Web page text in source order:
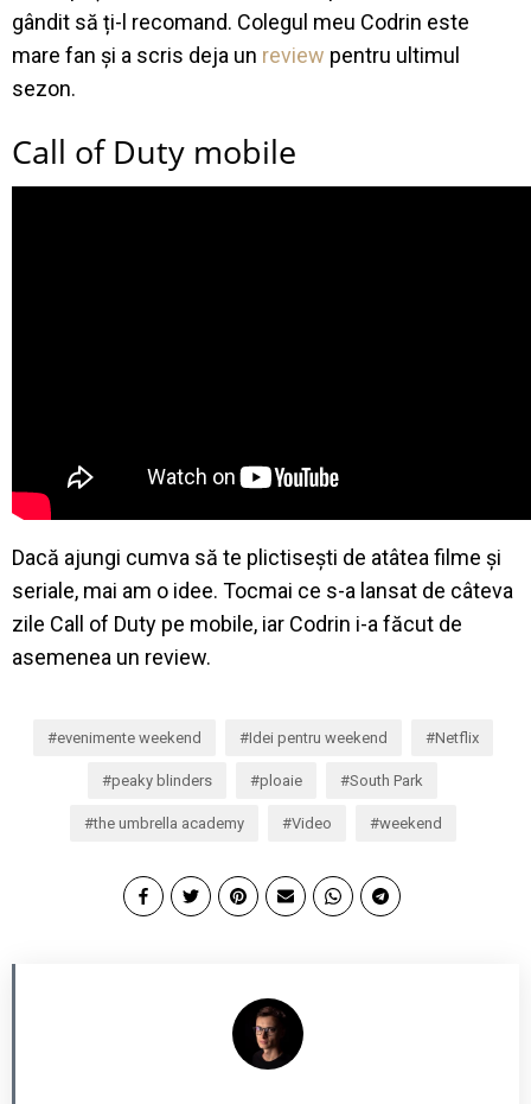
gândit să ți-l recomand. Colegul meu Codrin este
mare fan și a scris deja un review pentru ultimul
sezon.
Call of Duty mobile
Dacă ajungi cumva să te plictisești de atâtea filme și
seriale, mai am o idee. Tocmai ce s-a lansat de câteva
zile Call of Duty pe mobile, iar Codrin i-a făcut de
asemenea un review.
evenimente weekend Idei pentru weekend Netflix
peaky blinders ploaie South Park
the umbrella academy Video weekend